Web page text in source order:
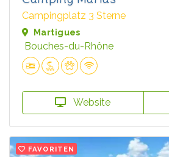
Campingplatz 3 Sterne
Martigues
Bouches-du-Rhône
Website
FAVORITEN